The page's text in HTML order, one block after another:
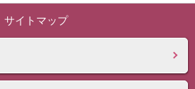
サイトマップ